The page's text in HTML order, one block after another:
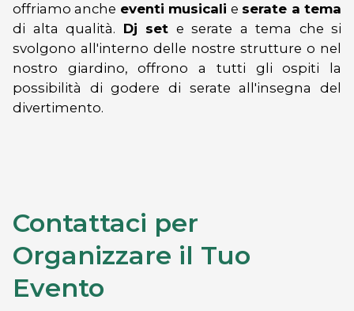
offriamo anche eventi musicali e serate a tema
di alta qualità. Dj set e serate a tema che si
svolgono all'interno delle nostre strutture o nel
nostro giardino, offrono a tutti gli ospiti la
possibilità di godere di serate all'insegna del
divertimento.
Contattaci per
Organizzare il Tuo
Evento